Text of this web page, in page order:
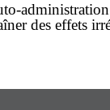
des effets